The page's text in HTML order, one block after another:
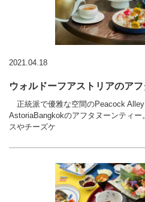
2021.04.18
ウォルドーフアストリアのア
正統派で優雅な空間のPeacock
AstoriaBangkokのアフタヌーンティ
スやチーズケ